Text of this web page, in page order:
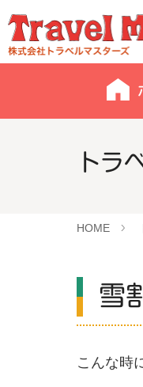
トラ
HOME
雪
こんな時